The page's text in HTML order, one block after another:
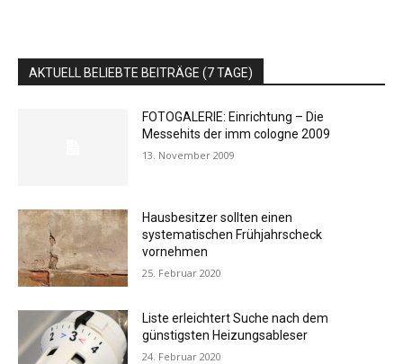
AKTUELL BELIEBTE BEITRÄGE (7 TAGE)
FOTOGALERIE: Einrichtung – Die
Messehits der imm cologne 2009
13. November 2009
Hausbesitzer sollten einen
systematischen Frühjahrscheck
vornehmen
25. Februar 2020
Liste erleichtert Suche nach dem
günstigsten Heizungsableser
24. Februar 2020